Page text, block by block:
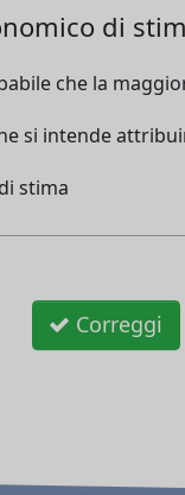
di
che la
si intende
stima
Correggi